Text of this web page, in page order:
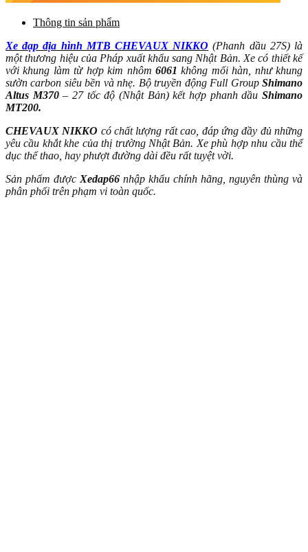
Thông tin sản phẩm
Xe đạp địa hình MTB CHEVAUX NIKKO (Phanh dầu 27S) là
một thương hiệu của Pháp xuất khẩu sang Nhật Bản. Xe có thiết kế
với khung làm từ hợp kim nhôm 6061 không mối hàn, như khung
sườn carbon siêu bền và nhẹ. Bộ truyền động Full Group Shimano
Altus M370– 27 tốc độ (Nhật Bản) kết hợp phanh dầuShimano
MT200.
CHEVAUX NIKKO có chất lượng rất cao, đáp ứng đầy đủ những
yêu cầu khắt khe của thị trường Nhật Bản. Xe phù hợp nhu cầu thể
dục thể thao, hay phượt đường dài đều rất tuyệt vời.
Sản phẩm đượcXedap66 nhập khẩu chính hãng, nguyên thùng và
phân phối trên phạm vi toàn quốc.